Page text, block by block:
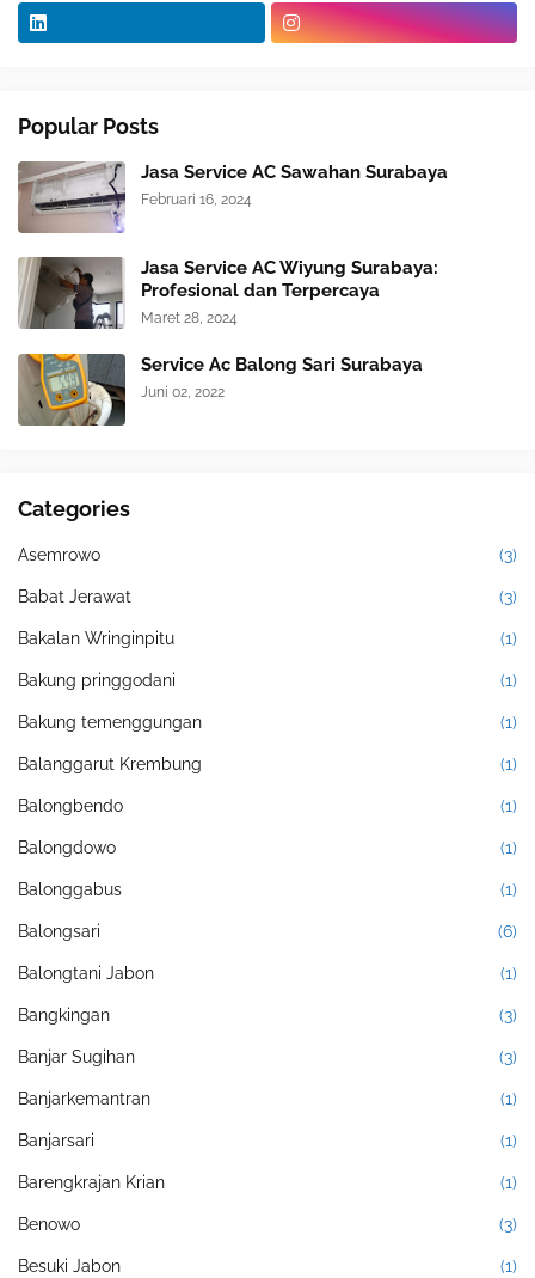
Popular Posts
Jasa Service AC Sawahan Surabaya
Februari 16, 2024
Jasa Service AC Wiyung Surabaya:
Profesional dan Terpercaya
Maret 28, 2024
Service Ac Balong Sari Surabaya
Juni 02, 2022
Categories
Asemrowo (3)
Babat Jerawat (3)
Bakalan Wringinpitu (1)
Bakung pringgodani (1)
Bakung temenggungan (1)
Balanggarut Krembung (1)
Balongbendo (1)
Balongdowo (1)
Balonggabus (1)
Balongsari (6)
Balongtani Jabon (1)
Bangkingan (3)
Banjar Sugihan (3)
Banjarkemantran (1)
Banjarsari (1)
Barengkrajan Krian (1)
Benowo (3)
Besuki Jabon (1)